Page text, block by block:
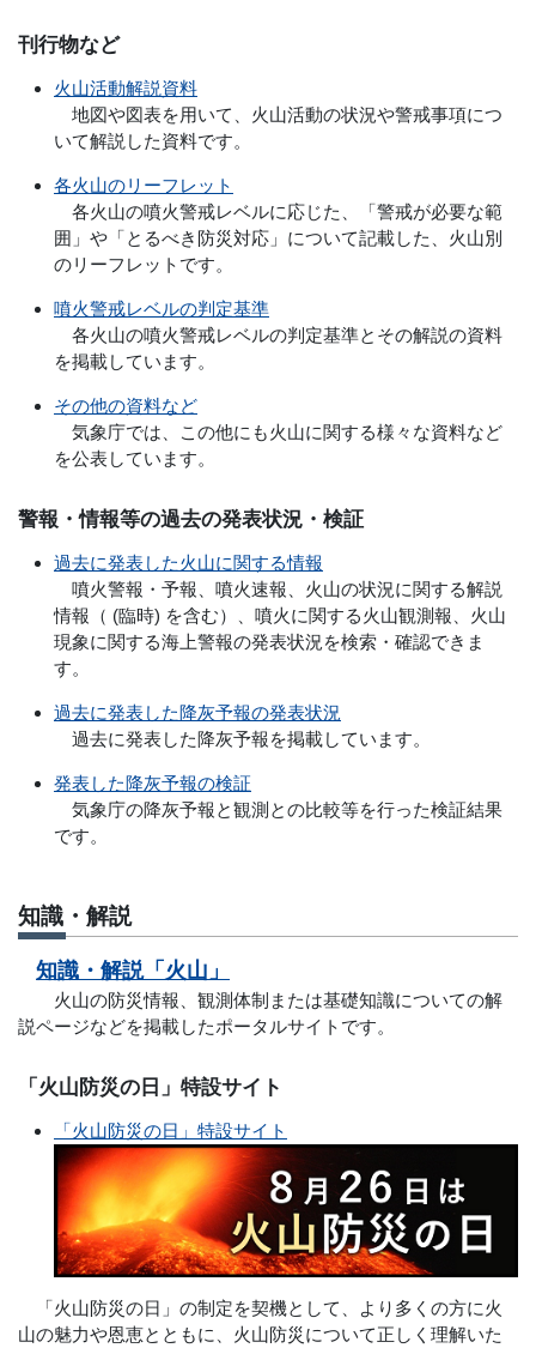
刊行物など
火山活動解説資料
地図や図表を用いて、火山活動の状況や警戒事項につ
いて解説した資料です。
各火山のリーフレット
各火山の噴火警戒レベルに応じた、「警戒が必要な範
囲」や「とるべき防災対応」について記載した、火山別
のリーフレットです。
噴火警戒レベルの判定基準
各火山の噴火警戒レベルの判定基準とその解説の資料
を掲載しています。
その他の資料など
気象庁では、この他にも火山に関する様々な資料など
を公表しています。
警報・情報等の過去の発表状況・検証
過去に発表した火山に関する情報
噴火警報・予報、噴火速報、火山の状況に関する解説
情報（ (臨時) を含む）、噴火に関する火山観測報、火山
現象に関する海上警報の発表状況を検索・確認できま
す。
過去に発表した降灰予報の発表状況
過去に発表した降灰予報を掲載しています。
発表した降灰予報の検証
気象庁の降灰予報と観測との比較等を行った検証結果
です。
知識・解説
知識・解説「火山」
火山の防災情報、観測体制または基礎知識についての解
説ページなどを掲載したポータルサイトです。
「火山防災の日」特設サイト
「火山防災の日」特設サイト
「火山防災の日」の制定を契機として、より多くの方に火
山の魅力や恩恵とともに、火山防災について正しく理解いた